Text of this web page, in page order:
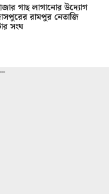
গাছ লাগানোর উদ্যোগ
রামপুর নেতাজি
সংঘ